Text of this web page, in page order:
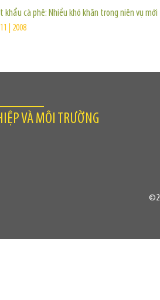
khẩu cà phê: Nhiều khó khăn trong niên vụ mới
| 2008
VÀ MÔI TRƯỜNG